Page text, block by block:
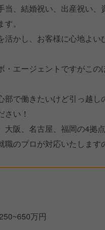
当、結婚祝い、出産祝い
。
活かし、お客様に心地よい
・エージェントですがこ
部で働きたいけど引っ越
さい！
大阪、名古屋、福岡の4拠
職のプロが対応いたします
万円